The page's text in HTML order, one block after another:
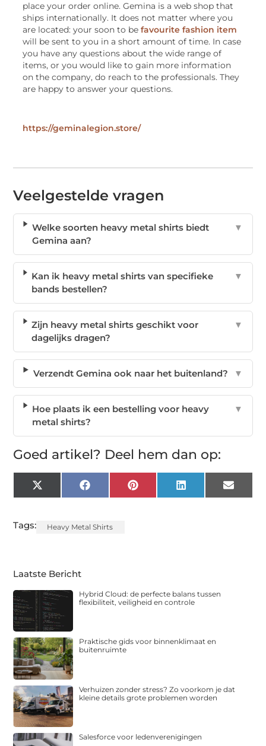
place your order online. Gemina is a web shop that
ships internationally. It does not matter where you
are located: your soon to befavourite fashion item
will be sent to you in a short amount of time. In case
you have any questions about the wide range of
items, or you would like to gain more information
on the company, do reach to the professionals. They
are happy to answer your questions.
https://geminalegion.store/
Veelgestelde vragen
Welke soorten heavy metal shirts biedt
Gemina aan?
▼
Kan ik heavy metal shirts van specifieke
bands bestellen?
▼
Zijn heavy metal shirts geschikt voor
dagelijks dragen?
▼
Verzendt Gemina ook naar het buitenland? ▼
Hoe plaats ik een bestelling voor heavy
metal shirts?
▼
Goed artikel? Deel hem dan op:
X
(Twitter)
FacebookPinterest LinkedIn Email
Tags: Heavy Metal Shirts
Laatste Bericht
Hybrid Cloud: de perfecte balans tussen
flexibiliteit, veiligheid en controle
Praktische gids voor binnenklimaat en
buitenruimte
Verhuizen zonder stress? Zo voorkom je dat
kleine details grote problemen worden
Salesforce voor ledenverenigingen